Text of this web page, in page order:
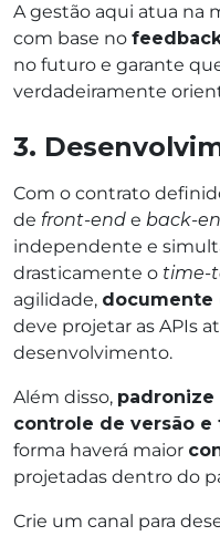
A gestão aqui atua na
com base no
no futuro e garante
verdadeiramente
3.
Com o contrato
de front-end e back-
independente e
drasticamente o time-
agilidade, documente
deve projetar as APIs
desenvolvimento.
Além disso, padronize
controle de versão
forma haverá maior
projetadas dentro do
Crie um canal para